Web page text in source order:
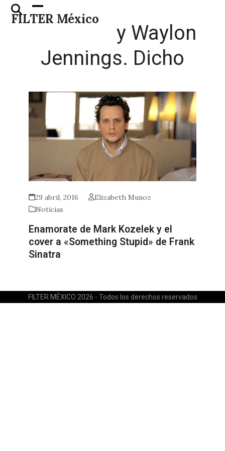
Skip
FILTER México
Open
mobile
Close
mobile
y Waylon
Jennings. Dicho
29 abril, 2016
Elizabeth Munoz
Noticias
Enamorate de Mark Kozelek y el
cover a «Something Stupid» de Frank
Sinatra
FILTER MÉXICO 2026 - Todos los derechos reservados